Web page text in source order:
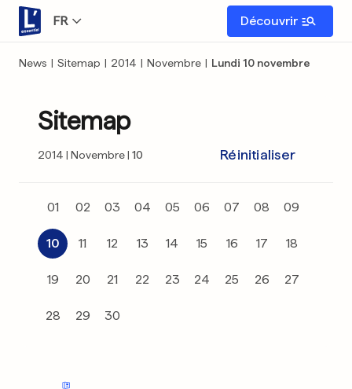
FR Découvrir
News | Sitemap | 2014 | Novembre | Lundi 10 novembre
Sitemap
2014 Novembre 10 Réinitialiser
01 02 03 04 05 06 07 08 09
10 11 12 13 14 15 16 17 18
19 20 21 22 23 24 25 26 27
28 29 30